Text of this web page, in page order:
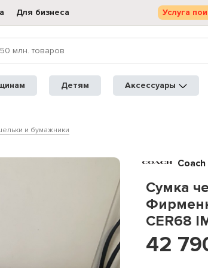
Для бизнеса Услуга
Детям Аксессуары
и бумажники
Coach
Сумка
CER68
42